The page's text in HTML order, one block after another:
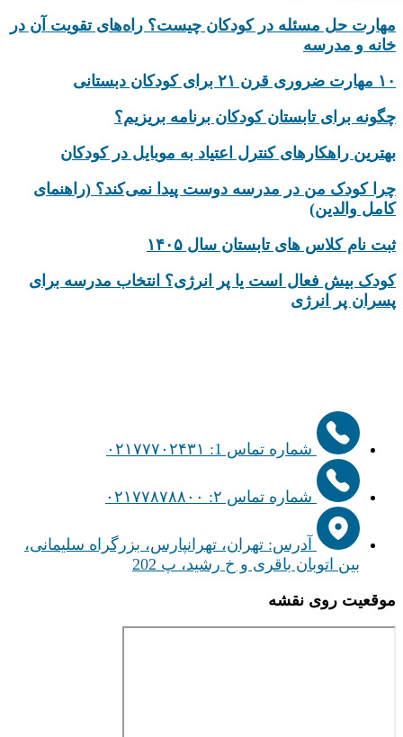
مهارت حل مسئله در کودکان چیست؟ راه‌های تقویت آن در
خانه و مدرسه
۱۰ مهارت ضروری قرن ۲۱ برای کودکان دبستانی
چگونه برای تابستان کودکان برنامه بریزیم؟
بهترین راهکارهای کنترل اعتیاد به موبایل در کودکان
چرا کودک من در مدرسه دوست پیدا نمی‌کند؟ (راهنمای
کامل والدین)
ثبت نام کلاس های تابستان سال ۱۴۰۵
کودک بیش‌ فعال است یا پر انرژی؟ انتخاب مدرسه برای
پسران پر انرژی
شماره تماس 1: ۰۲۱۷۷۷۰۲۴۳۱
شماره تماس ۲: ۰۲۱۷۷۸۷۸۸۰۰
آدرس: تهران، تهرانپارس، بزرگراه سلیمانی،
بین اتوبان باقری و خ رشید، پ 202
موقعیت روی نقشه